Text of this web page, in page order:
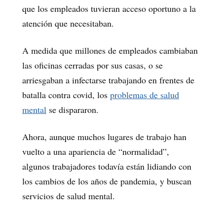
que los empleados tuvieran acceso oportuno a la
atención que necesitaban.
A medida que millones de empleados cambiaban
las oficinas cerradas por sus casas, o se
arriesgaban a infectarse trabajando en frentes de
batalla contra covid, los problemas de salud
mental se dispararon.
Ahora, aunque muchos lugares de trabajo han
vuelto a una apariencia de “normalidad”,
algunos trabajadores todavía están lidiando con
los cambios de los años de pandemia, y buscan
servicios de salud mental.